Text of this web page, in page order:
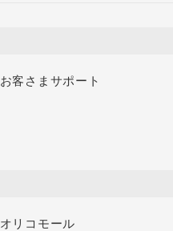
お客さまサポート
オリコモール